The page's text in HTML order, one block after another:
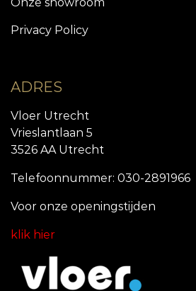
Privacy Policy
ADRES
Vloer Utrecht
Vrieslantlaan 5
3526 AA Utrecht
Telefoonnummer: 030-2891966
Voor onze openingstijden
klik hier